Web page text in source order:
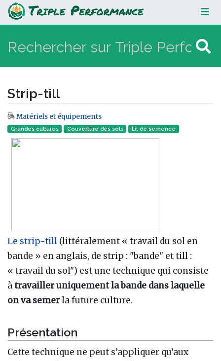
Strip-till
Strip-till
Aller à :navigation,rechercher
Matériels et équipements
Grandes cultures Couverture des sols Lit de semence
Le strip-till (littéralement « travail du sol en
bande » en anglais, de strip : "bande" et till :
« travail du sol") est une technique qui consiste
àtravailler uniquement la bande dans laquelle
on va semerla future culture.
Présentation
Cette technique ne peut s’appliquer qu’aux